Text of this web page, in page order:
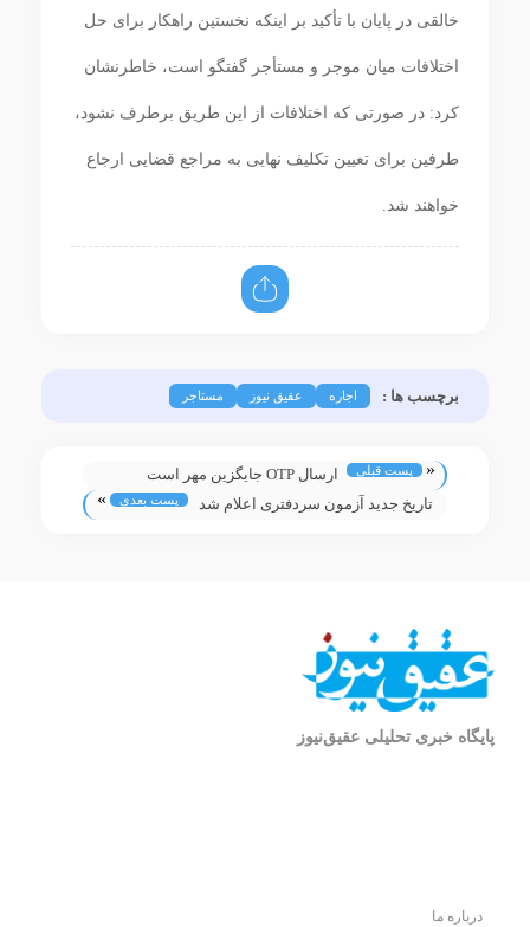
خالقی در پایان با تأکید بر اینکه نخستین راهکار برای حل
اختلافات میان موجر و مستأجر گفتگو است، خاطرنشان
کرد: در صورتی که اختلافات از این طریق برطرف نشود،
طرفین برای تعیین تکلیف نهایی به مراجع قضایی ارجاع
خواهند شد.
برچسب ها : اجاره عقیق نیوز مستاجر
« پست قبلی
ارسال OTP جایگزین مهر است
تاریخ جدید آزمون سردفتری اعلام شد
پست بعدی »
پایگاه خبری تحلیلی عقیق‌نیوز
درباره ما